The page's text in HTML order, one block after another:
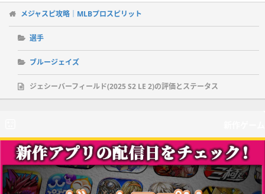
メジャスピ攻略｜MLBプロスピリット
選手
ブルージェイズ
ジェシーバーフィールド(2025 S2 LE 2)の評価とステータス